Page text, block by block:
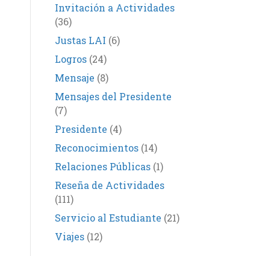
Invitación a Actividades
(36)
Justas LAI (6)
Logros(24)
Mensaje (8)
Mensajes del Presidente
(7)
Presidente (4)
Reconocimientos(14)
Relaciones Públicas(1)
Reseña de Actividades
(111)
Servicio al Estudiante (21)
Viajes(12)